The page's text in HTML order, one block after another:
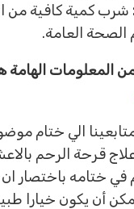
شرب كمية كافية من
العامة.
المعلومات الهامة
الي ختام
قرحة الرحم
في ختامه باختصار
أن يكون خيارا